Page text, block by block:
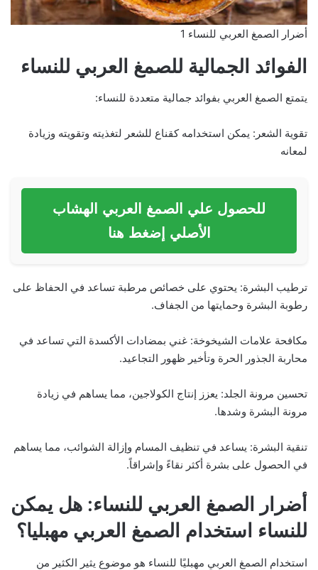
أضرار الصمغ العربي للنساء 1
الفوائد الجمالية للصمغ العربي للنساء
يتمتع الصمغ العربي بفوائد جمالية متعددة للنساء:
تقوية الشعر: يمكن استخدامه كقناع للشعر لتغذيته وتقويته وزيادة
لمعانه
للحصول علي الصمغ العربي الهشاب
الأصلي إضغط هنا
ترطيب البشرة: يحتوي على خصائص مرطبة تساعد في الحفاظ على
رطوبة البشرة وحمايتها من الجفاف.
مكافحة علامات الشيخوخة: غني بمضادات الأكسدة التي تساعد في
محاربة الجذور الحرة وتأخير ظهور التجاعيد.
تحسين مرونة الجلد: يعزز إنتاج الكولاجين، مما يساهم في زيادة
مرونة البشرة وشدها.
تنقية البشرة: يساعد في تنظيف المسام وإزالة الشوائب، مما يساهم
في الحصول على بشرة أكثر نقاءً وإشراقاً.
أضرار الصمغ العربي للنساء: هل يمكن
للنساء استخدام الصمغ العربي مهبليا؟
استخدام الصمغ العربي مهبليًا للنساء هو موضوع يثير الكثير من